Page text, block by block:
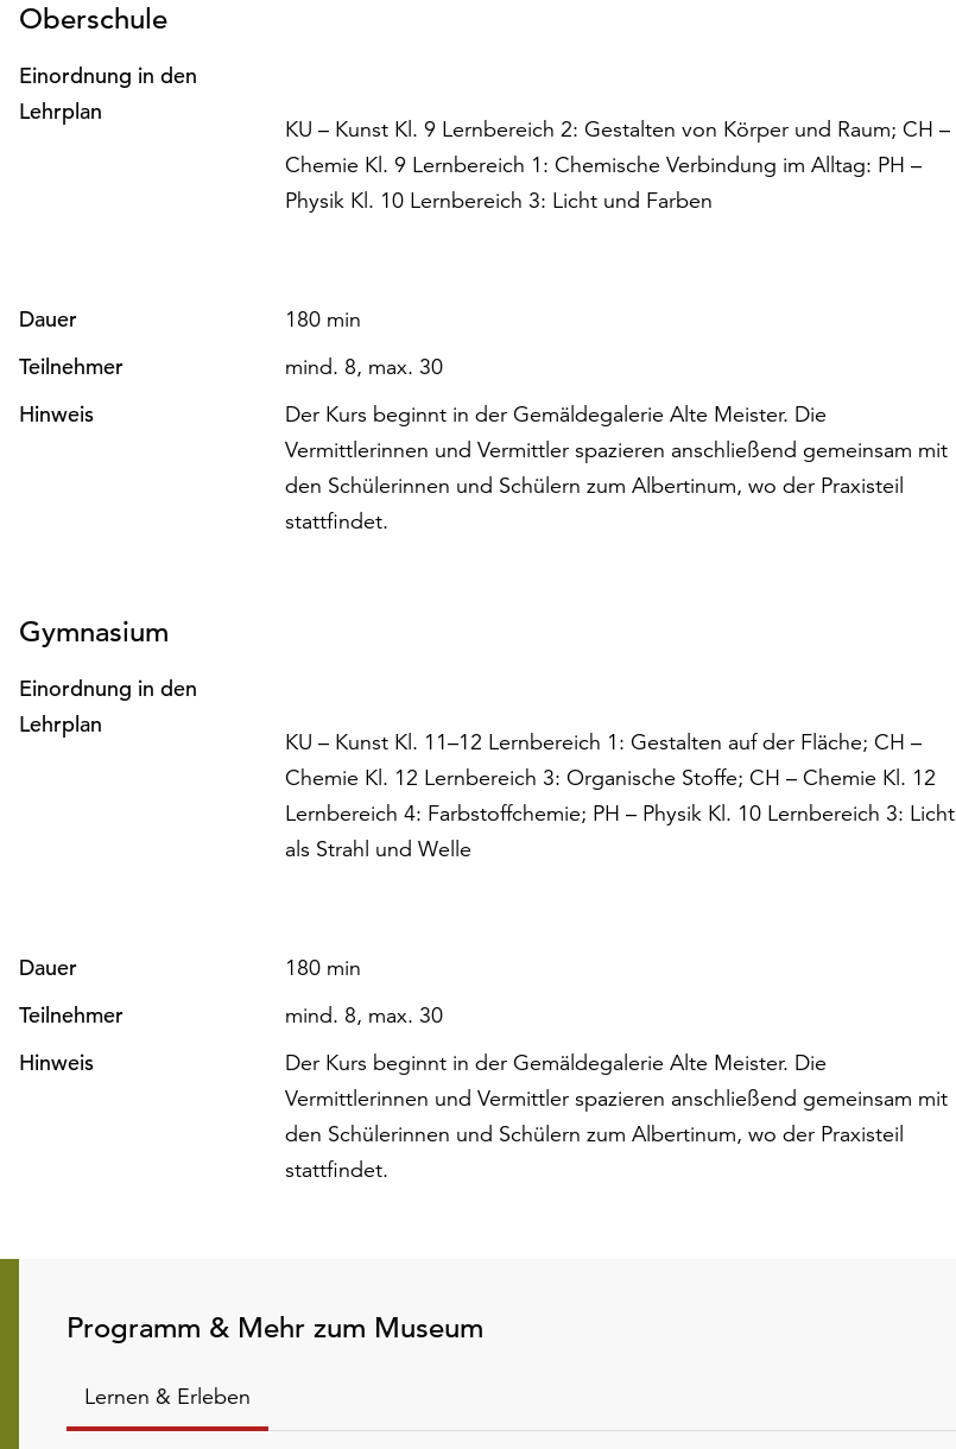
Oberschule
Einordnung in den
Lehrplan
KU – Kunst Kl. 9 Lernbereich 2: Gestalten von Körper und Raum; CH –
Chemie Kl. 9 Lernbereich 1: Chemische Verbindung im Alltag: PH –
Physik Kl. 10 Lernbereich 3: Licht und Farben
Dauer
180 min
Teilnehmer
mind. 8, max. 30
Hinweis
Der Kurs beginnt in der Gemäldegalerie Alte Meister. Die
Vermittlerinnen und Vermittler spazieren anschließend gemeinsam mit
den Schülerinnen und Schülern zum Albertinum, wo der Praxisteil
stattfindet.
Gymnasium
Einordnung in den
Lehrplan
KU – Kunst Kl. 11–12 Lernbereich 1: Gestalten auf der Fläche; CH –
Chemie Kl. 12 Lernbereich 3: Organische Stoffe; CH – Chemie Kl. 12
Lernbereich 4: Farbstoffchemie; PH – Physik Kl. 10 Lernbereich 3: Licht
als Strahl und Welle
Dauer
180 min
Teilnehmer
mind. 8, max. 30
Hinweis
Der Kurs beginnt in der Gemäldegalerie Alte Meister. Die
Vermittlerinnen und Vermittler spazieren anschließend gemeinsam mit
den Schülerinnen und Schülern zum Albertinum, wo der Praxisteil
stattfindet.
Programm & Mehr zum Museum
Lernen & Erleben